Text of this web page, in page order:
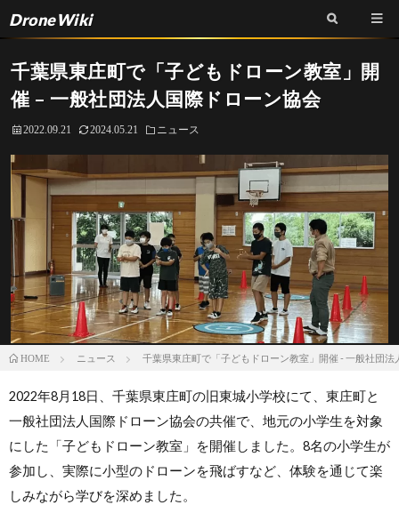
DroneWiki
千葉県東庄町で「子どもドローン教室」開
催 – ⼀般社団法⼈国際ドローン協会
2022.09.21 2024.05.21 ニュース
HOME ニュース 千葉県東庄町で「子どもドローン教室」開催 - ⼀般社団法
2022年8月18日、千葉県東庄町の旧東城小学校にて、東庄町と
一般社団法人国際ドローン協会の共催で、地元の小学生を対象
にした「子どもドローン教室」を開催しました。8名の小学生が
参加し、実際に小型のドローンを飛ばすなど、体験を通じて楽
しみながら学びを深めました。